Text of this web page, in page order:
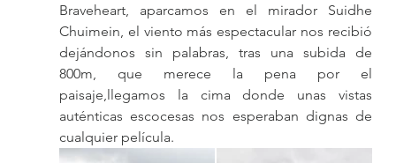
Braveheart, aparcamos en el mirador Suidhe
Chuimein, el viento más espectacular nos recibió
dejándonos sin palabras, tras una subida de
800m, que merece la pena por el
paisaje,llegamos la cima donde unas vistas
auténticas escocesas nos esperaban dignas de
cualquier película.